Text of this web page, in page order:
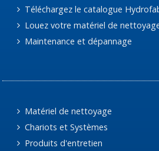
Téléchargez le catalogue
Louez votre matériel de
Maintenance et dépannage
Matériel de nettoyage
Chariots et Systèmes
Produits d'entretien